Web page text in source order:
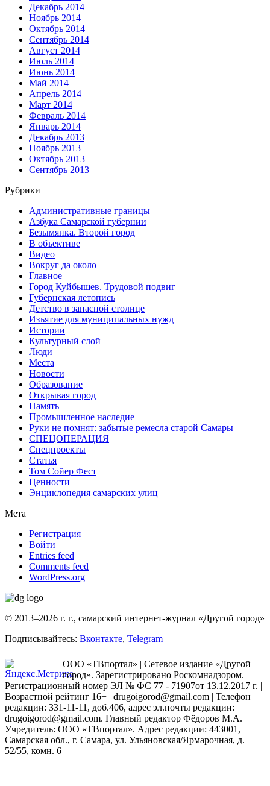
Декабрь 2014
Ноябрь 2014
Октябрь 2014
Сентябрь 2014
Август 2014
Июль 2014
Июнь 2014
Май 2014
Апрель 2014
Март 2014
Февраль 2014
Январь 2014
Декабрь 2013
Ноябрь 2013
Октябрь 2013
Сентябрь 2013
Рубрики
Административные границы
Азбука Самарской губернии
Безымянка. Второй город
В объективе
Видео
Вокруг да около
Главное
Город Куйбышев. Трудовой подвиг
Губернская летопись
Детство в запасной столице
Изъятие для муниципальных нужд
Истории
Культурный слой
Люди
Места
Новости
Образование
Открывая город
Память
Промышленное наследие
Руки не помнят: забытые ремесла старой Самары
СПЕЦОПЕРАЦИЯ
Спецпроекты
Статья
Том Сойер Фест
Ценности
Энциклопедия самарских улиц
Мета
Регистрация
Войти
Entries feed
Comments feed
WordPress.org
© 2013–2026 г. г., самарский интернет-журнал «Другой город»
Подписывайтесь: Вконтакте, Telegram
ООО «ТВпортал» | Сетевое издание «Другой
город». Зарегистрировано Роскомнадзором.
Регистрационный номер ЭЛ № ФС 77 - 71907от 13.12.2017 г. |
Возрастной рейтинг 16+ | drugoigorod@gmail.com | Телефон
редакции: 331-11-11, доб.406, адрес эл.почты редакции:
drugoigorod@gmail.com. Главный редактор Фёдоров М.А.
Учредитель: ООО «ТВпортал». Адрес редакции: 443001,
Самарская обл., г. Самара, ул. Ульяновская/Ярмарочная, д.
52/55, комн. 6